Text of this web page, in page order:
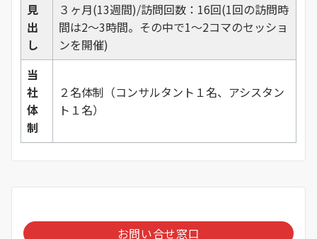
見
出
し
３ヶ月(13週間)/訪問回数：16回(1回の訪問時
間は2～3時間。その中で1～2コマのセッショ
ンを開催)
当
社
体
制
２名体制（コンサルタント１名、アシスタン
ト１名）
お問い合せ窓口